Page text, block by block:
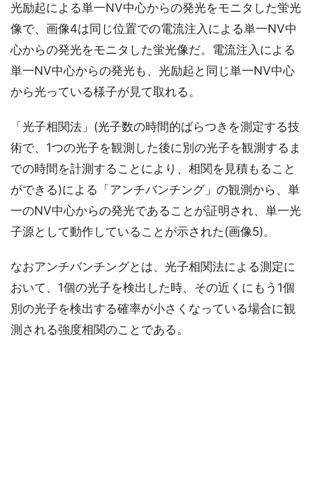
光励起による単一NV中心からの発光をモニタした蛍光
像で、画像4は同じ位置での電流注入による単一NV中
心からの発光をモニタした蛍光像だ。電流注入による
単一NV中心からの発光も、光励起と同じ単一NV中心
から光っている様子が見て取れる。
「光子相関法」(光子数の時間的ばらつきを測定する技
術で、1つの光子を観測した後に別の光子を観測するま
での時間を計測することにより、相関を見積もること
ができる)による「アンチバンチング」の観測から、単
一のNV中心からの発光であることが証明され、単一光
子源として動作していることが示された(画像5)。
なおアンチバンチングとは、光子相関法による測定に
おいて、1個の光子を検出した時、その近くにもう1個
別の光子を検出する確率が小さくなっている場合に観
測される強度相関のことである。